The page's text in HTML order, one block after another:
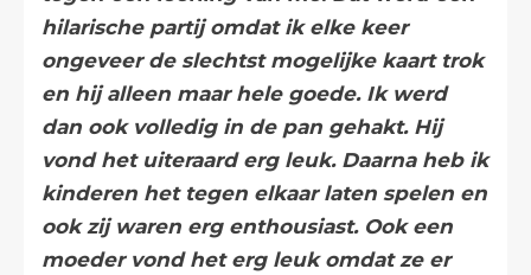
hilarische partij omdat ik elke keer
ongeveer de slechtst mogelijke kaart trok
en hij alleen maar hele goede. Ik werd
dan ook volledig in de pan gehakt. Hij
vond het uiteraard erg leuk. Daarna heb ik
kinderen het tegen elkaar laten spelen en
ook zij waren erg enthousiast. Ook een
moeder vond het erg leuk omdat ze er